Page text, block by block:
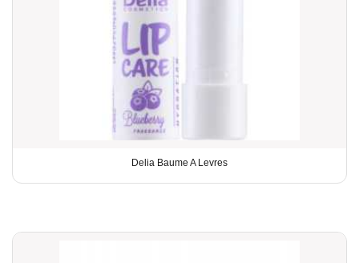
Delia Baume A Levres